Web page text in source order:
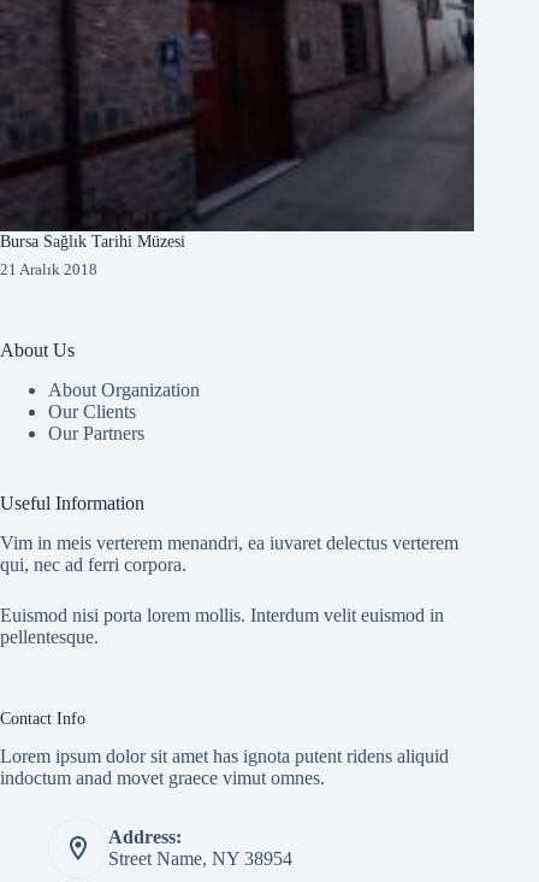
Bursa Sağlık Tarihi Müzesi
21 Aralık 2018
About Us
About Organization
Our Clients
Our Partners
Useful Information
Vim in meis verterem menandri, ea iuvaret delectus verterem
qui, nec ad ferri corpora.
Euismod nisi porta lorem mollis. Interdum velit euismod in
pellentesque.
Contact Info
Lorem ipsum dolor sit amet has ignota putent ridens aliquid
indoctum anad movet graece vimut omnes.
Address:
Street Name, NY 38954